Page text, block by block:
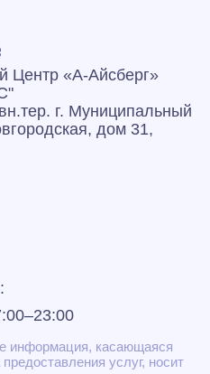
Центр «А‑Айсберг»
г. Муниципальный
дом 31,
информация, касающаяся
услуг, носит